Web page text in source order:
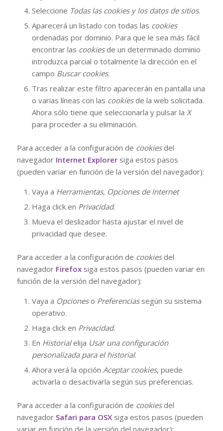
Seleccione Todas las cookiesy los datos de sitios.
Aparecerá un listado con todas las cookies
ordenadas por dominio. Para que le sea más fácil
encontrar las cookiesde un determinado dominio
introduzca parcial o totalmente la dirección en el
campo Buscar cookies.
Tras realizar este filtro aparecerán en pantalla una
o varias líneas con las cookiesde la web solicitada.
Ahora sólo tiene que seleccionarla y pulsar la X
para proceder a su eliminación.
Para acceder a la configuración de cookiesdel
navegador Internet Explorersiga estos pasos
(pueden variar en función de la versión del navegador):
Vaya a Herramientas, Opciones de Internet
Haga click en Privacidad.
Mueva el deslizador hasta ajustar el nivel de
privacidad que desee.
Para acceder a la configuración de cookiesdel
navegador Firefoxsiga estos pasos (pueden variar en
función de la versión del navegador):
Vaya a Opcioneso Preferenciassegún su sistema
operativo.
Haga click en Privacidad.
En Historialelija Usar una configuración
personalizada para el historial.
Ahora verá la opción Aceptar cookies, puede
activarla o desactivarla según sus preferencias.
Para acceder a la configuración de cookiesdel
navegador Safari para OSXsiga estos pasos (pueden
variar en función de la versión del navegador):